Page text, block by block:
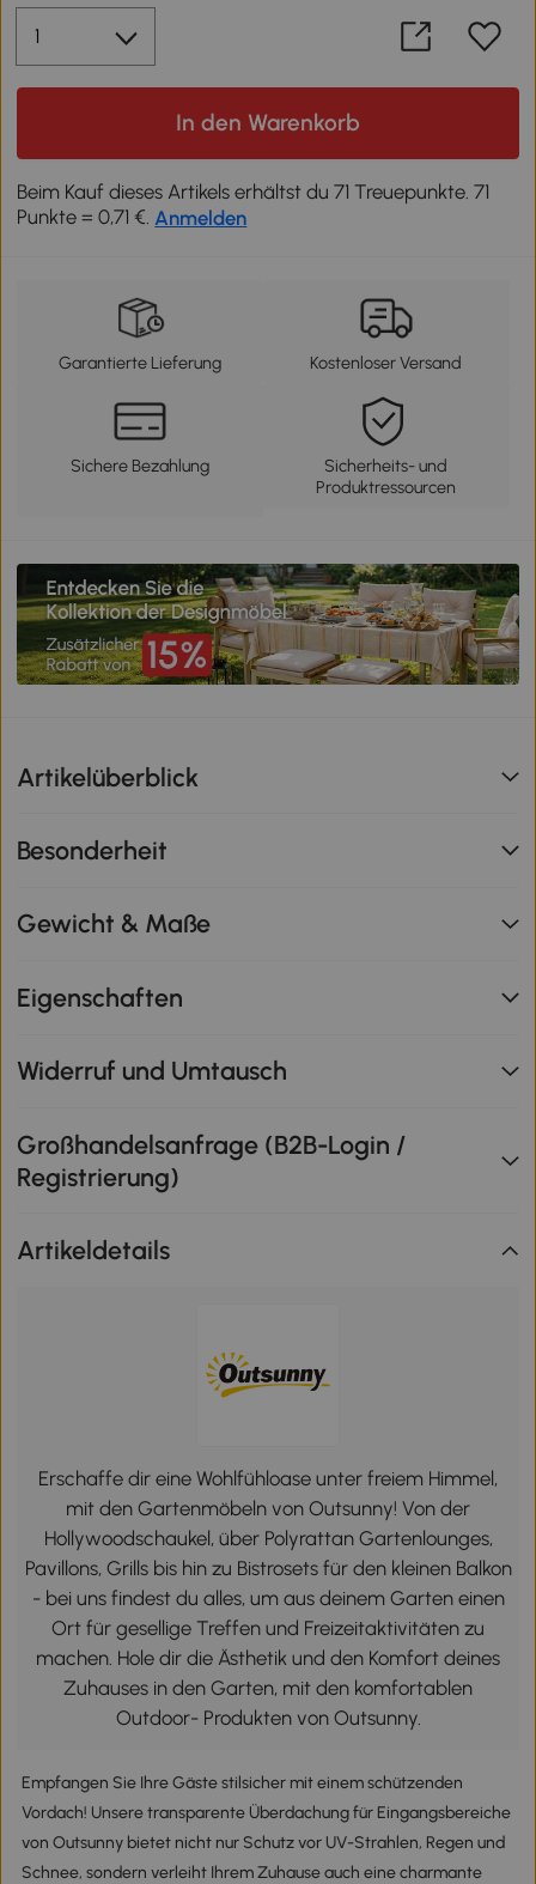
In den Warenkorb
Beim Kauf dieses Artikels erhältst du 71 Treuepunkte. 71
Punkte = 0,71 €. Anmelden
Garantierte Lieferung Kostenloser Versand
Sichere Bezahlung
Sicherheits- und
Produktressourcen
Artikelüberblick
Besonderheit
Gewicht & Maße
Eigenschaften
Widerruf und Umtausch
Großhandelsanfrage (B2B-Login /
Registrierung)
Artikeldetails
Erschaffe dir eine Wohlfühloase unter freiem Himmel,
mit den Gartenmöbeln von Outsunny! Von der
Hollywoodschaukel, über Polyrattan Gartenlounges,
Pavillons, Grills bis hin zu Bistrosets für den kleinen Balkon
- bei uns findest du alles, um aus deinem Garten einen
Ort für gesellige Treffen und Freizeitaktivitäten zu
machen. Hole dir die Ästhetik und den Komfort deines
Zuhauses in den Garten, mit den komfortablen
Outdoor- Produkten von Outsunny.
Empfangen Sie Ihre Gäste stilsicher mit einem schützenden
Vordach! Unsere transparente Überdachung für Eingangsbereiche
von Outsunny bietet nicht nur Schutz vor UV-Strahlen, Regen und
Schnee, sondern verleiht Ihrem Zuhause auch eine charmante